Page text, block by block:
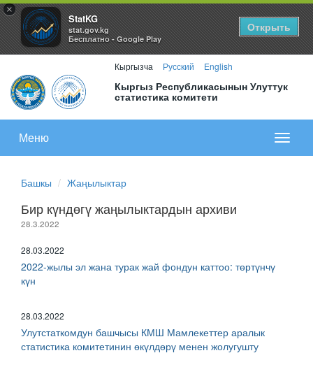
×
StatKG
stat.gov.kg
Бесплатно - Google Play
Открыть
Кыргызча Русский English
Кыргыз Республикасынын Улуттук
статистика комитети
меню
Меню
Башкы Жаңылыктар
Бир күндөгү жаңылыктардын архиви
28.3.2022
28.03.2022
2022-жылы эл жана турак жай фондун каттоо: төртүнчү
күн
28.03.2022
Улутстаткомдун башчысы КМШ Мамлекеттер аралык
статистика комитетинин өкүлдөрү менен жолугушту